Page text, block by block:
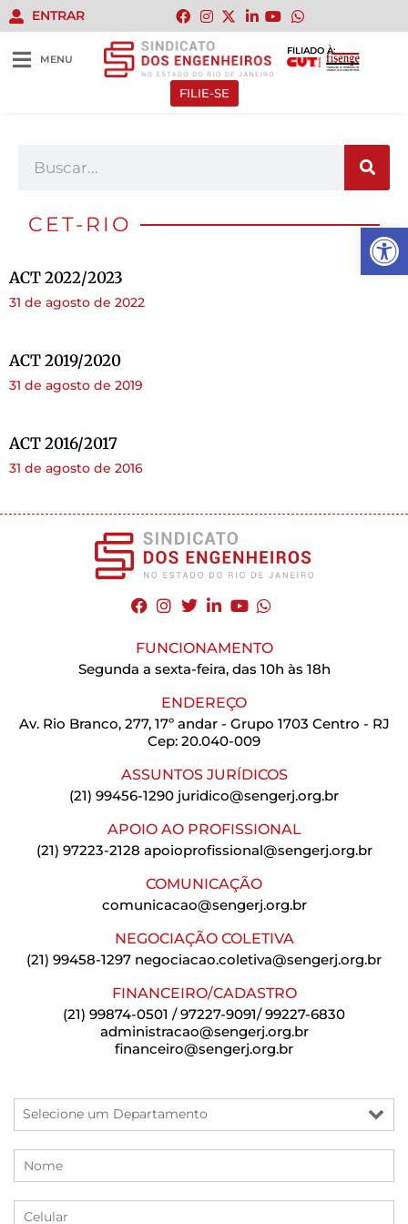
Abrir
ENTRAR
MENU
FILIADO À:
FILIE-SE
CET-RIO
ACT 2022/2023
31 de agosto de 2022
ACT 2019/2020
31 de agosto de 2019
ACT 2016/2017
31 de agosto de 2016
FUNCIONAMENTO
Segunda a sexta-feira, das 10h às 18h
ENDEREÇO
Av. Rio Branco, 277, 17º andar - Grupo 1703 Centro - RJ
Cep: 20.040-009
ASSUNTOS JURÍDICOS
(21) 99456-1290 juridico@sengerj.org.br
APOIO AO PROFISSIONAL
(21) 97223-2128 apoioprofissional@sengerj.org.br
COMUNICAÇÃO
comunicacao@sengerj.org.br
NEGOCIAÇÃO COLETIVA
(21) 99458-1297 negociacao.coletiva@sengerj.org.br
FINANCEIRO/CADASTRO
(21) 99874-0501 / 97227-9091/ 99227-6830
administracao@sengerj.org.br
financeiro@sengerj.org.br